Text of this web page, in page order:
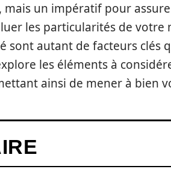
mais un impératif pour
les particularités de votre
sont autant de facteurs clés
les éléments à
ainsi de mener à bien